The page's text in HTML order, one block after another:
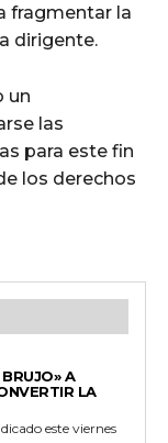
fragmentar la
dirigente.
un
las
para este fin
los derechos
A
LA
este viernes